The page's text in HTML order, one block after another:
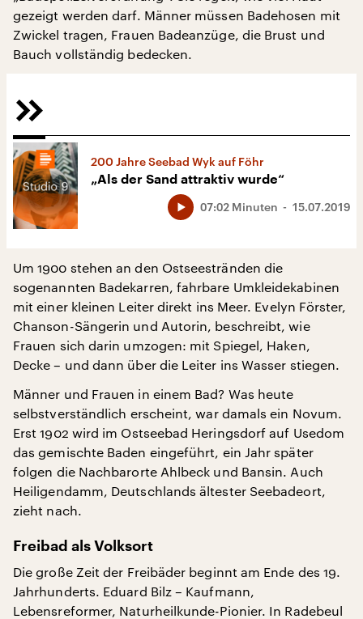
gezeigt werden darf. Männer müssen Badehosen mit
Zwickel tragen, Frauen Badeanzüge, die Brust und
Bauch vollständig bedecken.
200 Jahre Seebad Wyk auf Föhr
„Als der Sand attraktiv wurde“
15.07.2019
07:02 Minuten
Um 1900 stehen an den Ostseestränden die
sogenannten Badekarren, fahrbare Umkleidekabinen
mit einer kleinen Leiter direkt ins Meer. Evelyn Förster,
Chanson-Sängerin und Autorin, beschreibt, wie
Frauen sich darin umzogen: mit Spiegel, Haken,
Decke – und dann über die Leiter ins Wasser stiegen.
Männer und Frauen in einem Bad? Was heute
selbstverständlich erscheint, war damals ein Novum.
Erst 1902 wird im Ostseebad Heringsdorf auf Usedom
das gemischte Baden eingeführt, ein Jahr später
folgen die Nachbarorte Ahlbeck und Bansin. Auch
Heiligendamm, Deutschlands ältester Seebadeort,
zieht nach.
Freibad als Volksort
Die große Zeit der Freibäder beginnt am Ende des 19.
Jahrhunderts. Eduard Bilz – Kaufmann,
Lebensreformer, Naturheilkunde-Pionier. In Radebeul